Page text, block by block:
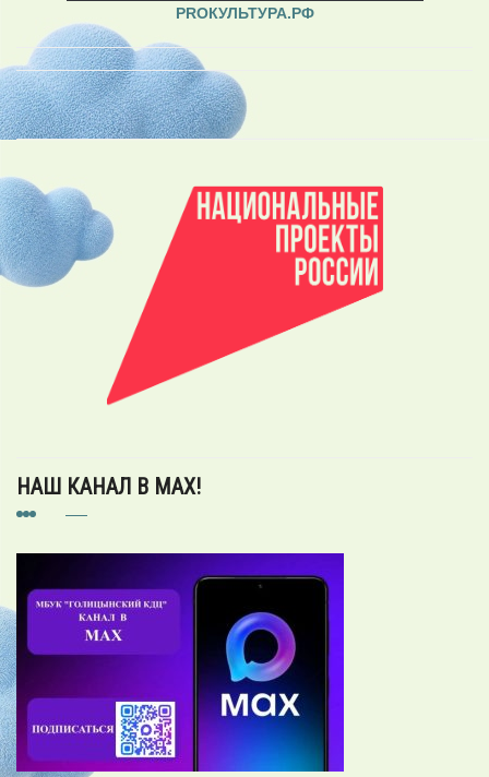
PROКУЛЬТУРА.РФ
НАШ КАНАЛ В MAX!